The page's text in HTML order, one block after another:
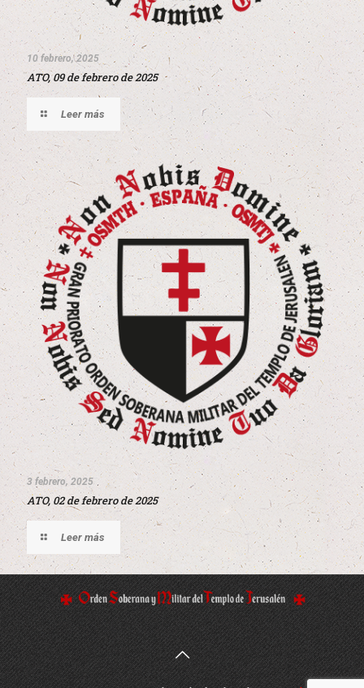
10 febrero, 2025
ATO, 09 de febrero de 2025
Leer más
3 febrero, 2025
ATO, 02 de febrero de 2025
Leer más